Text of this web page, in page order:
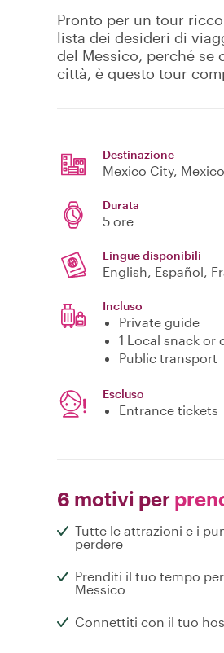
Pronto per un tour
lista dei desideri di
del Messico, perché
città, è questo tour
Destinazione
Mexico City, Mexico
Durata
5 ore
Lingue disponibili
English, Español,
Incluso
Private guide
1 Local snack or
Public transport
Escluso
Entrance tickets
6 motivi per
Tutte le attrazioni e i
perdere
Prenditi il tuo tempo
Messico
Connettiti con il tuo